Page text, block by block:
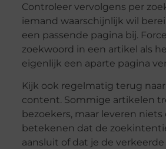
Controleer vervolgens per
iemand waarschijnlijk wil
een passende pagina bij.
zoekwoord in een artikel als
eigenlijk een aparte pagina
Kijk ook regelmatig terug
content. Sommige artikelen
bezoekers, maar leveren niets
betekenen dat de
aansluit of dat je de